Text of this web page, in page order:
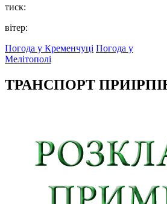
тиск:
вітер:
Погода у Кременчуці Погода у
Мелітополі
ТРАНСПОРТ